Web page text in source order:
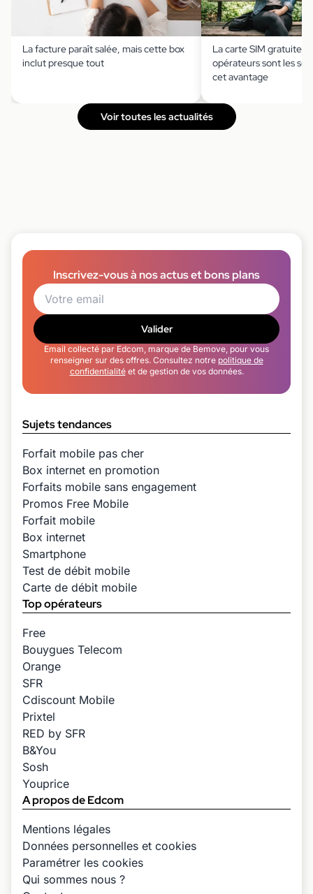
La facture paraît salée, mais cette box
inclut presque tout
La carte SIM gratuite ?
opérateurs sont les
cet avantage
Voir toutes les actualités
Inscrivez-vous à nos actus et bons plans
Valider
Email collecté par Edcom, marque de Bemove, pour vous
renseigner sur des offres. Consultez notre politique de
confidentialitéet de gestion de vos données.
Sujets tendances
Forfait mobile pas cher
Box internet en promotion
Forfaits mobile sans engagement
Promos Free Mobile
Forfait mobile
Box internet
Smartphone
Test de débit mobile
Carte de débit mobile
Top opérateurs
Free
Bouygues Telecom
Orange
SFR
Cdiscount Mobile
Prixtel
RED by SFR
B&You
Sosh
Youprice
A propos de Edcom
Mentions légales
Données personnelles et cookies
Paramétrer les cookies
Qui sommes nous ?